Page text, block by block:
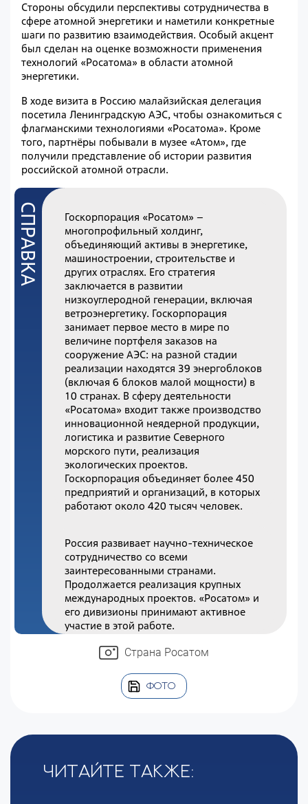
Стороны обсудили перспективы сотрудничества в
сфере атомной энергетики и наметили конкретные
шаги по развитию взаимодействия. Особый акцент
был сделан на оценке возможности применения
технологий «Росатома» в области атомной
энергетики.
В ходе визита в Россию малайзийская делегация
посетила Ленинградскую АЭС, чтобы ознакомиться с
флагманскими технологиями «Росатома». Кроме
того, партнёры побывали в музее «Атом», где
получили представление об истории развития
российской атомной отрасли.
Госкорпорация «Росатом» –
многопрофильный холдинг,
объединяющий активы в энергетике,
машиностроении, строительстве и
других отраслях. Его стратегия
заключается в развитии
низкоуглеродной генерации, включая
ветроэнергетику. Госкорпорация
занимает первое место в мире по
величине портфеля заказов на
сооружение АЭС: на разной стадии
реализации находятся 39 энергоблоков
(включая 6 блоков малой мощности) в
10 странах. В сферу деятельности
«Росатома» входит также производство
инновационной неядерной продукции,
логистика и развитие Северного
морского пути, реализация
экологических проектов.
Госкорпорация объединяет более 450
предприятий и организаций, в которых
работают около 420 тысяч человек.
Россия развивает научно-техническое
сотрудничество со всеми
заинтересованными странами.
Продолжается реализация крупных
международных проектов. «Росатом» и
его дивизионы принимают активное
участие в этой работе.
Страна Росатом
ФОТО
Читайте также: